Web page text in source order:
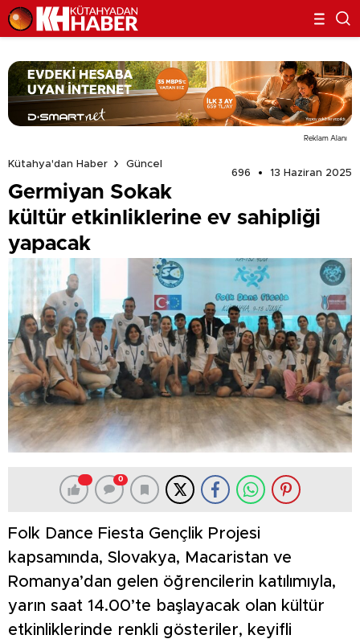
Reklam Alanı
Kütahya'dan Haber
Güncel
696
13 Haziran 2025
Germiyan Sokak
kültür etkinliklerine ev sahipliği
yapacak
0
Folk Dance Fiesta Gençlik Projesi
kapsamında, Slovakya, Macaristan ve
Romanya’dan gelen öğrencilerin katılımıyla,
yarın saat 14.00’te başlayacak olan kültür
etkinliklerinde renkli gösteriler, keyifli